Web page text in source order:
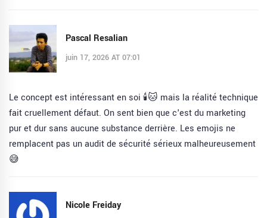
Pascal Resalian
juin 17, 2026 AT 07:01
Le concept est intéressant en soi 🕯️🐱 mais la réalité technique
fait cruellement défaut. On sent bien que c'est du marketing
pur et dur sans aucune substance derrière. Les emojis ne
remplacent pas un audit de sécurité sérieux malheureusement
😅
Nicole Freiday